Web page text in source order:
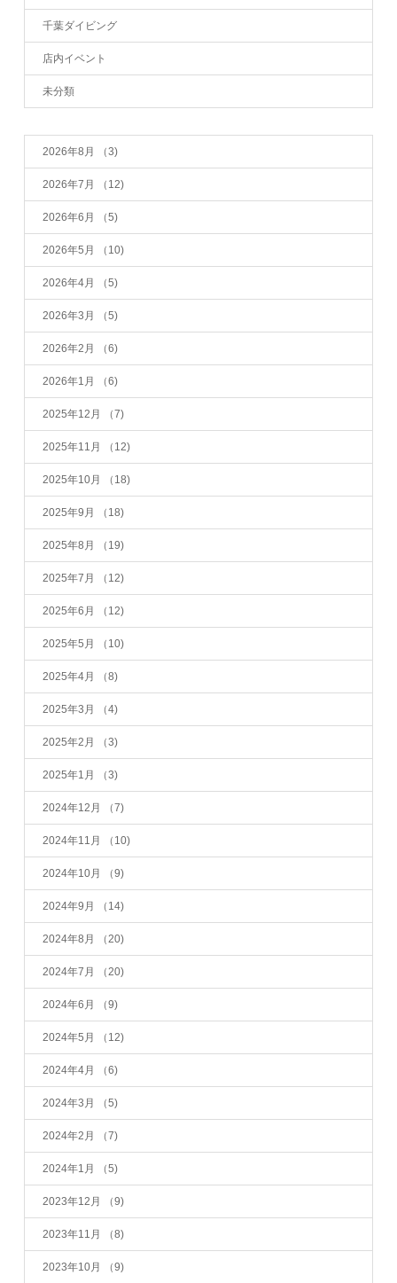
千葉ダイビング
店内イベント
未分類
2026年8月 （3)
2026年7月 （12)
2026年6月 （5)
2026年5月 （10)
2026年4月 （5)
2026年3月 （5)
2026年2月 （6)
2026年1月 （6)
2025年12月 （7)
2025年11月 （12)
2025年10月 （18)
2025年9月 （18)
2025年8月 （19)
2025年7月 （12)
2025年6月 （12)
2025年5月 （10)
2025年4月 （8)
2025年3月 （4)
2025年2月 （3)
2025年1月 （3)
2024年12月 （7)
2024年11月 （10)
2024年10月 （9)
2024年9月 （14)
2024年8月 （20)
2024年7月 （20)
2024年6月 （9)
2024年5月 （12)
2024年4月 （6)
2024年3月 （5)
2024年2月 （7)
2024年1月 （5)
2023年12月 （9)
2023年11月 （8)
2023年10月 （9)